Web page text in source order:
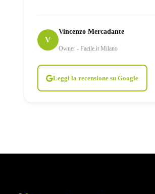
V
Vincenzo Mercadante
Owner - Facile.it Milano
Leggi la recensione su Google